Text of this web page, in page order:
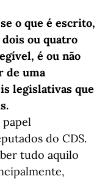
o que é escrito,
ou quatro
é ou não
de uma
legislativas que
do CDS.
tudo aquilo